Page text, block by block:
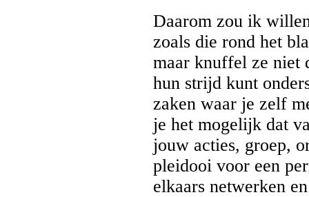
Daarom zou ik
zoals die rond het
maar knuffel ze niet
hun strijd kunt
zaken waar je zelf
je het mogelijk dat
jouw acties, groep,
pleidooi voor een
elkaars netwerken